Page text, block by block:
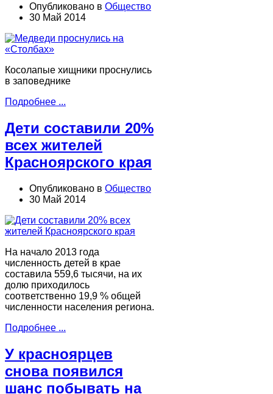
Опубликовано в Общество
30 Май 2014
Косолапые хищники проснулись
в заповеднике
Подробнее ...
Дети составили 20%
всех жителей
Красноярского края
Опубликовано в Общество
30 Май 2014
На начало 2013 года
численность детей в крае
составила 559,6 тысячи, на их
долю приходилось
соответственно 19,9 % общей
численности населения региона.
Подробнее ...
У красноярцев
снова появился
шанс побывать на